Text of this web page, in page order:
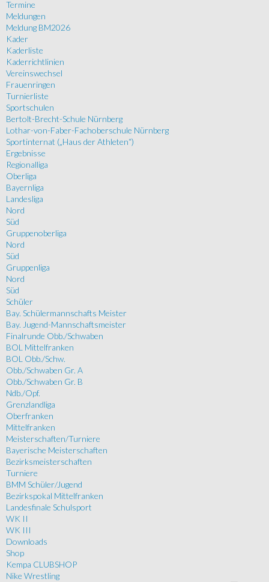
Termine
Meldungen
Meldung BM2026
Kader
Kaderliste
Kaderrichtlinien
Vereinswechsel
Frauenringen
Turnierliste
Sportschulen
Bertolt-Brecht-Schule Nürnberg
Lothar-von-Faber-Fachoberschule Nürnberg
Sportinternat („Haus der Athleten“)
Ergebnisse
Regionalliga
Oberliga
Bayernliga
Landesliga
Nord
Süd
Gruppenoberliga
Nord
Süd
Gruppenliga
Nord
Süd
Schüler
Bay. Schülermannschafts Meister
Bay. Jugend-Mannschaftsmeister
Finalrunde Obb./Schwaben
BOL Mittelfranken
BOL Obb./Schw.
Obb./Schwaben Gr. A
Obb./Schwaben Gr. B
Ndb./Opf.
Grenzlandliga
Oberfranken
Mittelfranken
Meisterschaften/Turniere
Bayerische Meisterschaften
Bezirksmeisterschaften
Turniere
BMM Schüler/Jugend
Bezirkspokal Mittelfranken
Landesfinale Schulsport
WK II
WK III
Downloads
Shop
Kempa CLUBSHOP
Nike Wrestling